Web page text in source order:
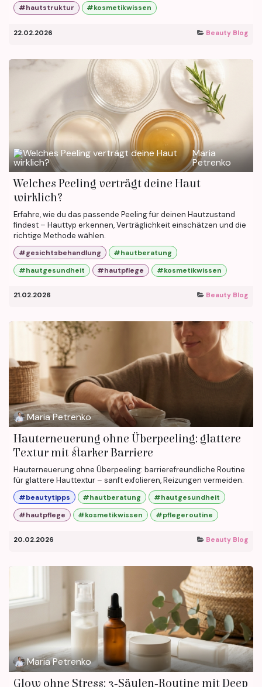
#hautstruktur
#kosmetikwissen
22.02.2026 Beauty Blog
Maria
Petrenko
Welches Peeling verträgt deine Haut
wirklich?
Erfahre, wie du das passende Peeling für deinen Hautzustand
findest – Hauttyp erkennen, Verträglichkeit einschätzen und die
richtige Methode wählen.
#gesichtsbehandlung
#hautberatung
#hautgesundheit
#hautpflege #kosmetikwissen
21.02.2026 Beauty Blog
Maria Petrenko
Hauterneuerung ohne Überpeeling: glattere
Textur mit starker Barriere
Hauterneuerung ohne Überpeeling: barrierefreundliche Routine
für glattere Hauttextur – sanft exfolieren, Reizungen vermeiden.
#beautytipps #hautberatung
#hautgesundheit
#hautpflege
#kosmetikwissen #pflegeroutine
20.02.2026 Beauty Blog
Maria Petrenko
Glow ohne Stress: 3‑Säulen‑Routine mit Deep